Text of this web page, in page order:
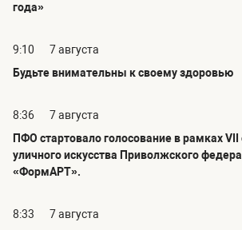
года»
9:10
7 августа
Будьте внимательны к своему здоровью
8:36
7 августа
ПФО стартовало голосование в рамках VII
уличного искусства Приволжского
«ФормАРТ».
8:33
7 августа